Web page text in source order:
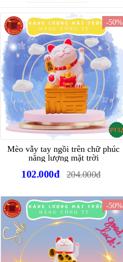
-50%
Mèo vẫy tay ngồi trên chữ phúc
năng lượng mặt trời
102.000đ 204.000đ
-50%